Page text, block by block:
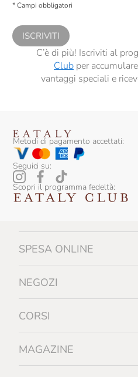
comunicazioni commerciali
* Campi obbligatori
ISCRIVITI
C’è di più! Iscriviti al
Clubper
vantaggi speciali e
Metodi di pagamento accettati:
Seguici su:
Scopri il programma fedeltà:
SPESA ONLINE
NEGOZI
CORSI
MAGAZINE